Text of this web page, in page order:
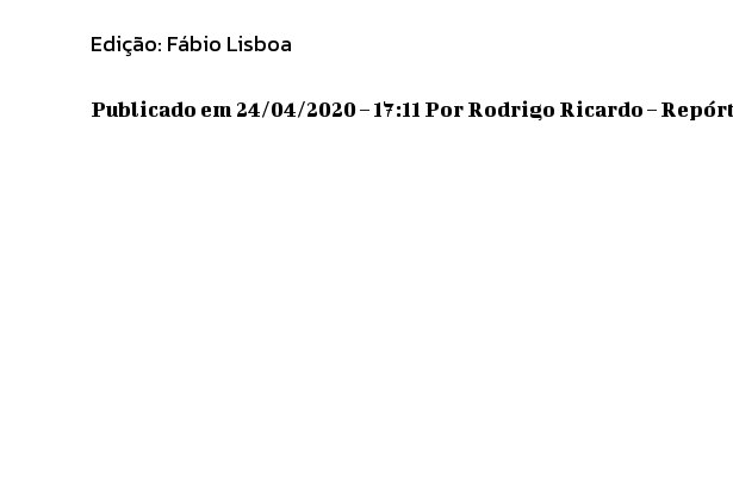
Edição: Fábio Lisboa
Publicado em 24/04/2020 – 17:11 Por Rodrigo Ricardo –